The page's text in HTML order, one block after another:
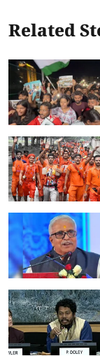
Related